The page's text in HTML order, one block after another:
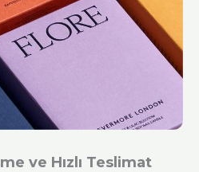
ve Hızlı Teslimat